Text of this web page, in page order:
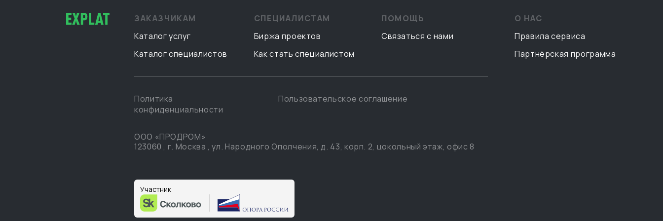
ЗАКАЗЧИКАМ
Каталог услуг
Каталог специалистов
СПЕЦИАЛИСТАМ
Биржа проектов
Как стать специалистом
ПОМОЩЬ
Связаться с нами
Политика
конфиденциальности
Пользовательское соглашение
ООО «ПРОДРОМ»
123060 , г. Москва ,ул. Народного Ополчения, д. 43, корп. 2, цокольный этаж, офис 8
Участник
О НАС
Правила сервиса
Партнёрская программа